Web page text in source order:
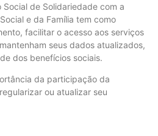
de Solidariedade com a
e da Família tem como
facilitar o acesso aos serviços
seus dados atualizados,
dos benefícios sociais.
da participação da
ou atualizar seu